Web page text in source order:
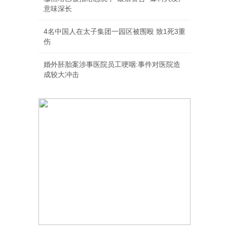
意味深长
4名中国人在太子集团一园区被围殴 致1死3重
伤
婚外胚胎案涉事医院员工哽咽:事件对医院造
成较大冲击